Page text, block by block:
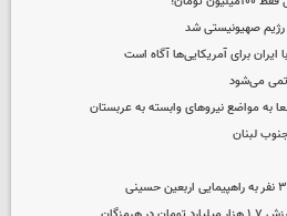
رژیم صهیونیستی شد
برای آمریکایی‌ها آگاه است
می‌شود
به مواضع نیروهای وابسته به عربستان
لبنان